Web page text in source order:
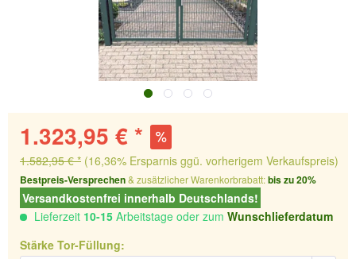
1.323,95 € *
1.582,95 € * (16,36% Ersparnis ggü. vorherigem Verkaufspreis)
Bestpreis-Versprechen& zusätzlicher Warenkorbrabatt:bis zu 20%
Versandkostenfrei innerhalb Deutschlands!
Lieferzeit 10-15 Arbeitstage oder zum Wunschlieferdatum
Stärke Tor-Füllung: